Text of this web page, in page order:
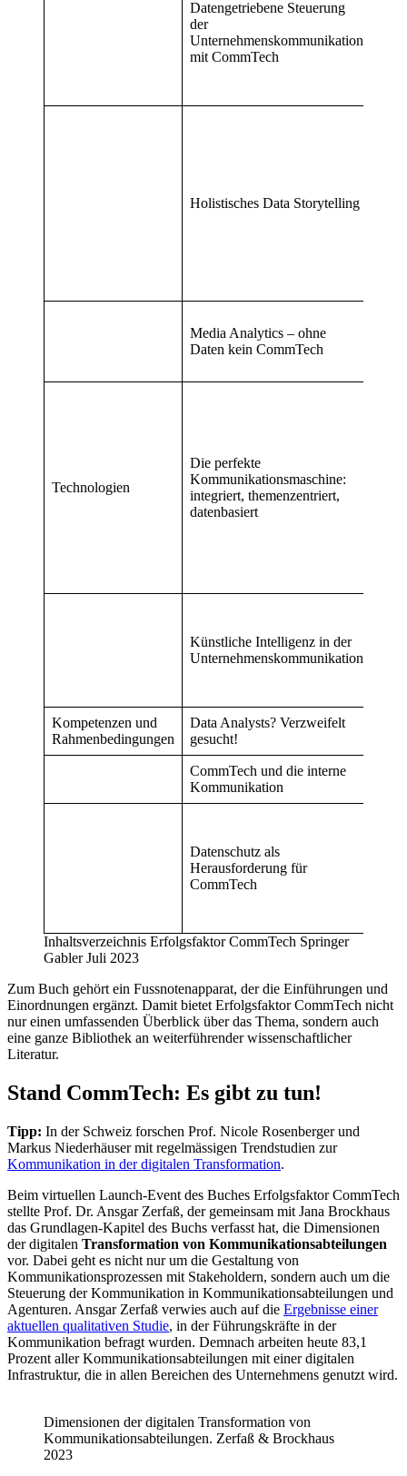
Datengetriebene Steuerung
der
Unternehmenskommunikation
mit CommTech
Holistisches Data Storytelling
Media Analytics – ohne
Daten kein CommTech
Technologien
Die perfekte
Kommunikationsmaschine:
integriert, themenzentriert,
datenbasiert
Künstliche Intelligenz in der
Unternehmenskommunikation
Kompetenzen und
Rahmenbedingungen
Data Analysts? Verzweifelt
gesucht!
CommTech und die interne
Kommunikation
Datenschutz als
Herausforderung für
CommTech
Inhaltsverzeichnis Erfolgsfaktor CommTech Springer
Gabler Juli 2023
Zum Buch gehört ein Fussnotenapparat, der die Einführungen und
Einordnungen ergänzt. Damit bietet Erfolgsfaktor CommTech nicht
nur einen umfassenden Überblick über das Thema, sondern auch
eine ganze Bibliothek an weiterführender wissenschaftlicher
Literatur.
Stand CommTech: Es gibt zu tun!
Tipp: In der Schweiz forschen Prof. Nicole Rosenberger und
Markus Niederhäuser mit regelmässigen Trendstudien zur
Kommunikation in der digitalen Transformation.
Beim virtuellen Launch-Event des Buches Erfolgsfaktor CommTech
stellte Prof. Dr. Ansgar Zerfaß, der gemeinsam mit Jana Brockhaus
das Grundlagen-Kapitel des Buchs verfasst hat, die Dimensionen
der digitalen Transformation von Kommunikationsabteilungen
vor. Dabei geht es nicht nur um die Gestaltung von
Kommunikationsprozessen mit Stakeholdern, sondern auch um die
Steuerung der Kommunikation in Kommunikationsabteilungen und
Agenturen. Ansgar Zerfaß verwies auch auf die Ergebnisse einer
aktuellen qualitativen Studie, in der Führungskräfte in der
Kommunikation befragt wurden. Demnach arbeiten heute 83,1
Prozent aller Kommunikationsabteilungen mit einer digitalen
Infrastruktur, die in allen Bereichen des Unternehmens genutzt wird.
Dimensionen der digitalen Transformation von
Kommunikationsabteilungen. Zerfaß & Brockhaus
2023